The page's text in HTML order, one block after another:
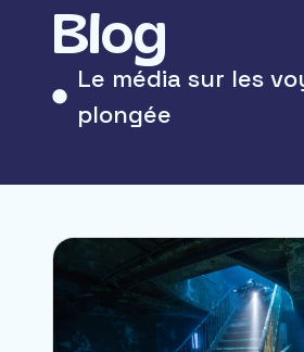
Blog
Le média sur les
plongée